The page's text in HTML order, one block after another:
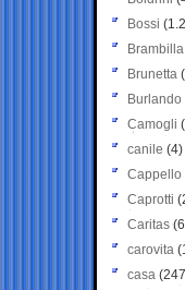
Bossi
Brambilla
Brunetta
Burlando
Camogli
canile (4)
Cappello
Caprotti
Caritas
carovita
casa